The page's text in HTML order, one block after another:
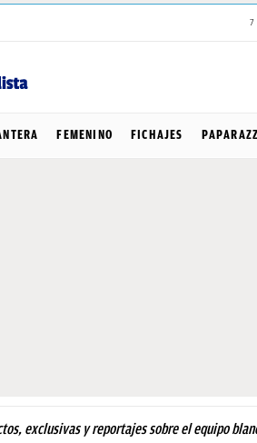
7
FEMENINO FICHAJES PAPARAZZI
exclusivas y reportajes sobre el equipo